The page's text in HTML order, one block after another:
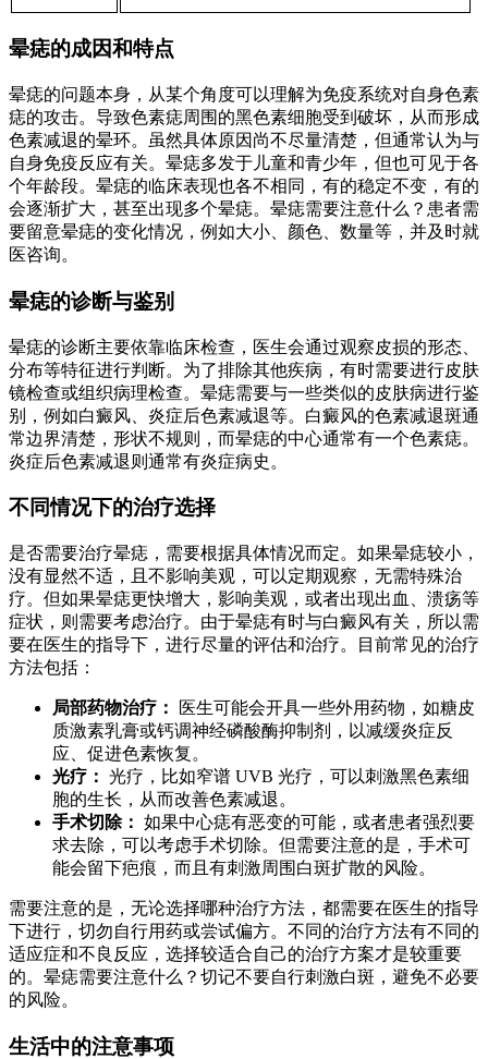
晕痣的成因和特点
晕痣的问题本身，从某个角度可以理解为免疫系统对自身色素
痣的攻击。导致色素痣周围的黑色素细胞受到破坏，从而形成
色素减退的晕环。虽然具体原因尚不尽量清楚，但通常认为与
自身免疫反应有关。晕痣多发于儿童和青少年，但也可见于各
个年龄段。晕痣的临床表现也各不相同，有的稳定不变，有的
会逐渐扩大，甚至出现多个晕痣。晕痣需要注意什么？患者需
要留意晕痣的变化情况，例如大小、颜色、数量等，并及时就
医咨询。
晕痣的诊断与鉴别
晕痣的诊断主要依靠临床检查，医生会通过观察皮损的形态、
分布等特征进行判断。为了排除其他疾病，有时需要进行皮肤
镜检查或组织病理检查。晕痣需要与一些类似的皮肤病进行鉴
别，例如白癜风、炎症后色素减退等。白癜风的色素减退斑通
常边界清楚，形状不规则，而晕痣的中心通常有一个色素痣。
炎症后色素减退则通常有炎症病史。
不同情况下的治疗选择
是否需要治疗晕痣，需要根据具体情况而定。如果晕痣较小，
没有显然不适，且不影响美观，可以定期观察，无需特殊治
疗。但如果晕痣更快增大，影响美观，或者出现出血、溃疡等
症状，则需要考虑治疗。由于晕痣有时与白癜风有关，所以需
要在医生的指导下，进行尽量的评估和治疗。目前常见的治疗
方法包括：
局部药物治疗：
医生可能会开具一些外用药物，如糖皮
质激素乳膏或钙调神经磷酸酶抑制剂，以减缓炎症反
应、促进色素恢复。
光疗： 光疗，比如窄谱 UVB 光疗，可以刺激黑色素细
胞的生长，从而改善色素减退。
手术切除： 如果中心痣有恶变的可能，或者患者强烈要
求去除，可以考虑手术切除。但需要注意的是，手术可
能会留下疤痕，而且有刺激周围白斑扩散的风险。
需要注意的是，无论选择哪种治疗方法，都需要在医生的指导
下进行，切勿自行用药或尝试偏方。不同的治疗方法有不同的
适应症和不良反应，选择较适合自己的治疗方案才是较重要
的。晕痣需要注意什么？切记不要自行刺激白斑，避免不必要
的风险。
生活中的注意事项